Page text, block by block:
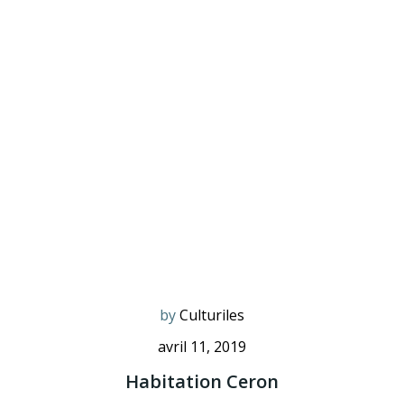
byCulturiles
avril 11, 2019
Habitation Ceron